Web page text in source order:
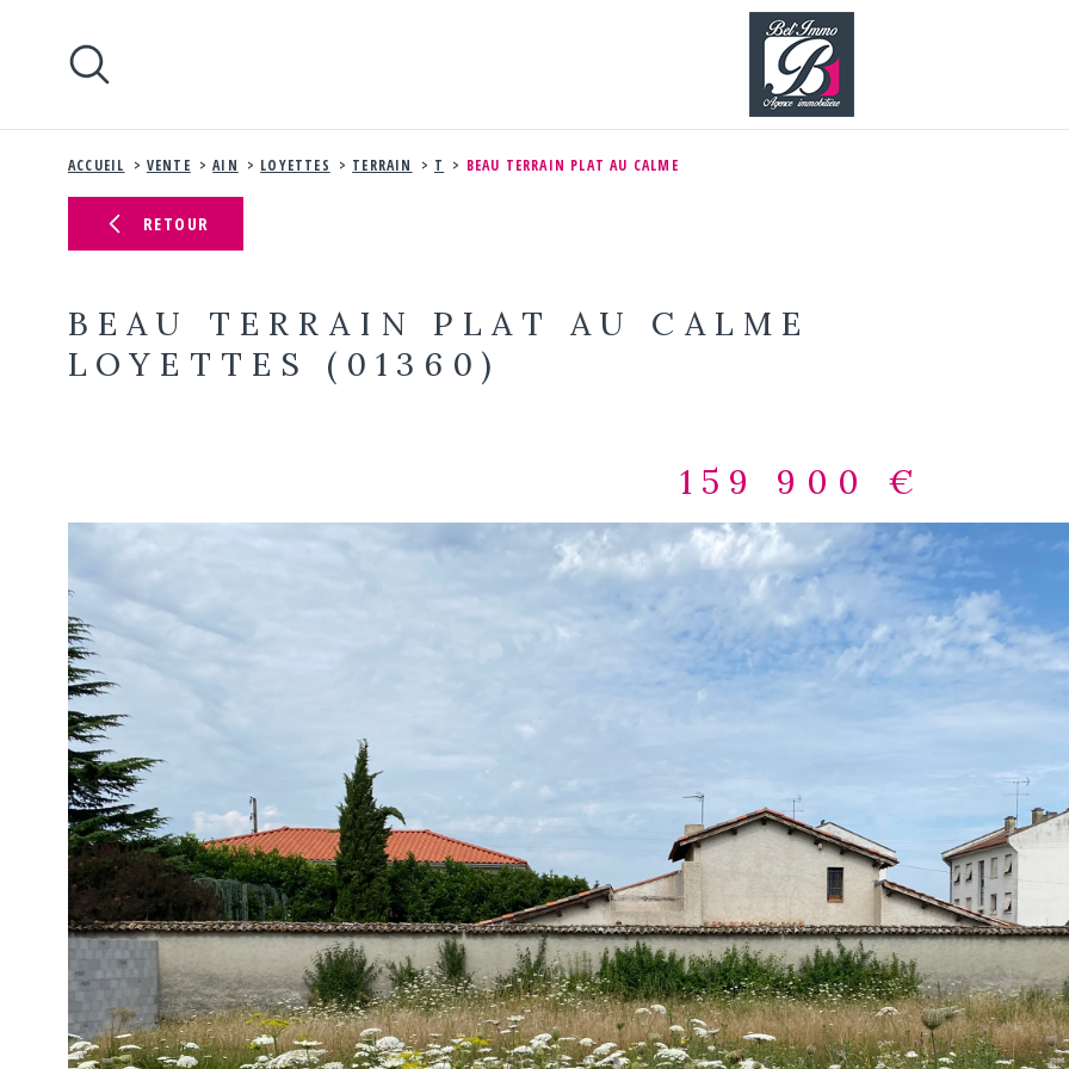
contenu
ACCUEIL VENTE AIN LOYETTES TERRAIN T BEAU TERRAIN PLAT AU CALME
RETOUR
BEAU TERRAIN PLAT AU CALME
LOYETTES (01360)
159 900 €